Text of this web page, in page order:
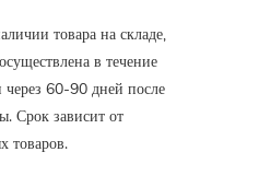
товара на складе,
​​в течение
60-90 дней после
Срок зависит от
товаров.